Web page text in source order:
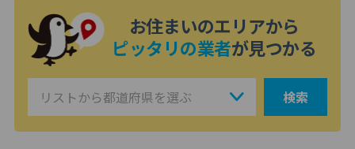
お住まいのエリアから
ピッタリの業者が見つかる
検索